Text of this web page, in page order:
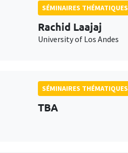
SÉMINAIRES THÉMATIQUES
Rachid Laajaj
University of Los Andes
SÉMINAIRES THÉMATIQUES
TBA